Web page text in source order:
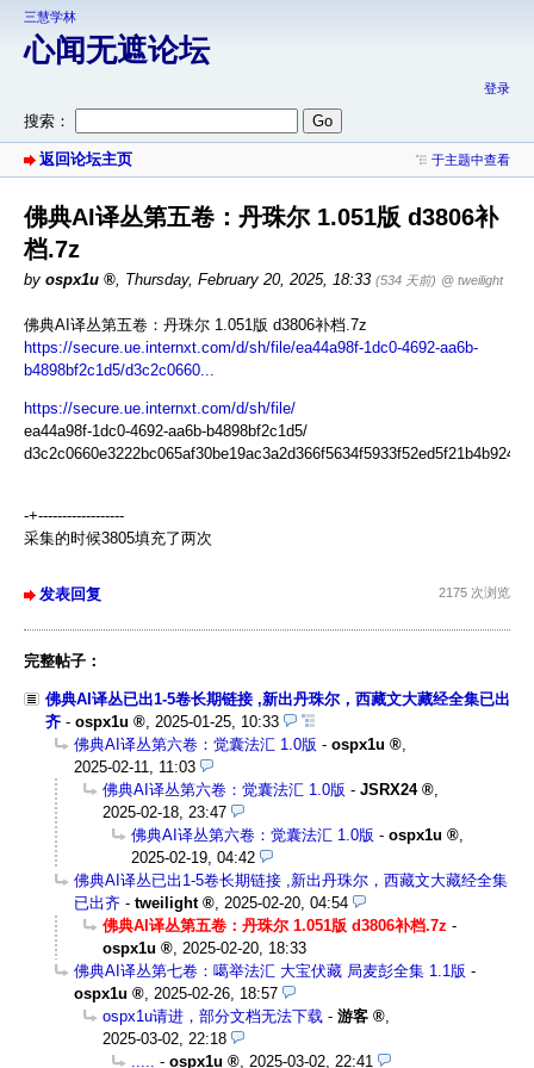
三慧学林
心闻无遮论坛
登录
搜索：
返回论坛主页 于主题中查看
佛典AI译丛第五卷：丹珠尔 1.051版 d3806补
档.7z
by ospx1u , Thursday, February 20, 2025, 18:33 (534 天前) @ tweilight
佛典AI译丛第五卷：丹珠尔 1.051版 d3806补档.7z
https://secure.ue.internxt.com/d/sh/file/ea44a98f-1dc0-4692-aa6b-
b4898bf2c1d5/d3c2c0660...
https://secure.ue.internxt.com/d/sh/file/
ea44a98f-1dc0-4692-aa6b-b4898bf2c1d5/
-+------------------
采集的时候3805填充了两次
发表回复 2175 次浏览
完整帖子：
佛典AI译丛已出1-5卷长期链接 ,新出丹珠尔，西藏文大藏经全集已出
齐 - ospx1u
2025-01-25, 10:33
佛典AI译丛第六卷：觉囊法汇 1.0版 - ospx1u
2025-02-11, 11:03
佛典AI译丛第六卷：觉囊法汇 1.0版 - JSRX24
2025-02-18, 23:47
佛典AI译丛第六卷：觉囊法汇 1.0版 - ospx1u
2025-02-19, 04:42
佛典AI译丛已出1-5卷长期链接 ,新出丹珠尔，西藏文大藏经全集
已出齐 - tweilight
2025-02-20, 04:54
佛典AI译丛第五卷：丹珠尔 1.051版 d3806补档.7z -
ospx1u
2025-02-20, 18:33
佛典AI译丛第七卷：噶举法汇 大宝伏藏 局麦彭全集 1.1版 -
ospx1u
2025-02-26, 18:57
ospx1u请进，部分文档无法下载 - 游客
2025-03-02, 22:18
- ospx1u 2025-03-02, 22:41